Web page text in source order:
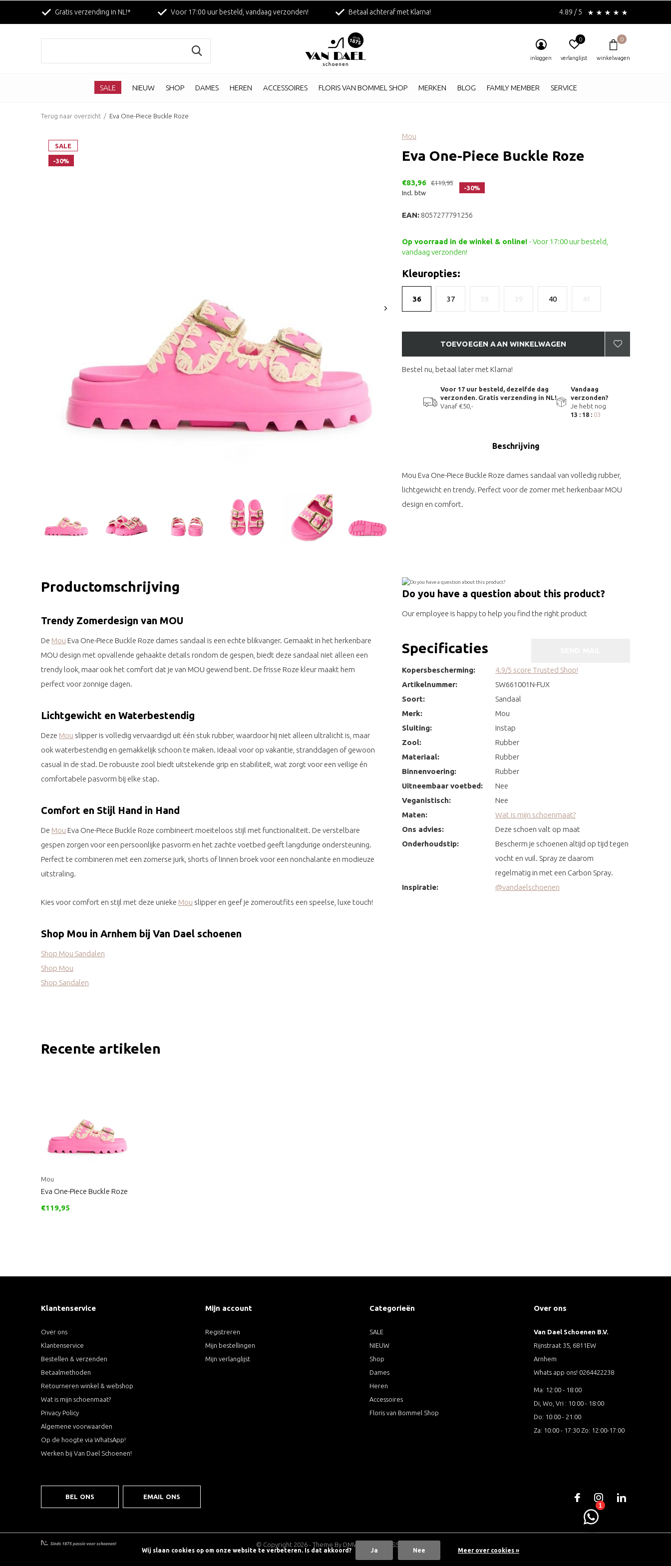
SALE NIEUW SHOP DAMES HEREN ACCESSOIRES FLORIS VAN BOMMEL SHOP MERKEN BLOG FAMILY MEMBER SERVICE
inloggen verlanglijst
0
winkelwagen
0
Gratis verzending in NL!* Voor 17:00 uur besteld, vandaag verzonden! Betaal achteraf met Klarna! 4.89 / 5
Terug naar overzicht Eva One-Piece Buckle Roze
SALE
-30%
Mou
Eva One-Piece Buckle Roze
€83,96
€119,95
Incl. btw
-30%
EAN: 8057277791256
Op voorraad in de winkel & online! - Voor 17:00 uur besteld,
vandaag verzonden!
Kleuropties:
36 37 38 39 40 41
TOEVOEGEN AAN WINKELWAGEN
Bestel nu, betaal later met Klarna!
Voor 17 uur besteld, dezelfde dag
verzonden. Gratis verzending in NL!
Vanaf €50,-
Vandaag
verzonden?
Je hebt nog
13 : 18 : 02
Beschrijving
Mou Eva One-Piece Buckle Roze dames sandaal van volledig rubber,
lichtgewicht en trendy. Perfect voor de zomer met herkenbaar MOU
design en comfort.
Productomschrijving
Trendy Zomerdesign van MOU
De Mou Eva One-Piece Buckle Roze dames sandaal is een echte blikvanger. Gemaakt in het herkenbare
MOU design met opvallende gehaakte details rondom de gespen, biedt deze sandaal niet alleen een
trendy look, maar ook het comfort dat je van MOU gewend bent. De frisse Roze kleur maakt hem
perfect voor zonnige dagen.
Lichtgewicht en Waterbestendig
Deze Mou slipper is volledig vervaardigd uit één stuk rubber, waardoor hij niet alleen ultralicht is, maar
ook waterbestendig en gemakkelijk schoon te maken. Ideaal voor op vakantie, stranddagen of gewoon
casual in de stad. De robuuste zool biedt uitstekende grip en stabiliteit, wat zorgt voor een veilige én
comfortabele pasvorm bij elke stap.
Comfort en Stijl Hand in Hand
De Mou Eva One-Piece Buckle Roze combineert moeiteloos stijl met functionaliteit. De verstelbare
gespen zorgen voor een persoonlijke pasvorm en het zachte voetbed geeft langdurige ondersteuning.
Perfect te combineren met een zomerse jurk, shorts of linnen broek voor een nonchalante en modieuze
uitstraling.
Kies voor comfort en stijl met deze unieke Mou slipper en geef je zomeroutfits een speelse, luxe touch!
Shop Mou in Arnhem bij Van Dael schoenen
Shop Mou Sandalen
Shop Mou
Shop Sandalen
Do you have a question about this product?
Our employee is happy to help you find the right product
Specificaties
Kopersbescherming:
4.9/5 score Trusted Shop!
Artikelnummer:
SW661001N-FUX
Soort:
Sandaal
Merk:
Mou
Sluiting:
Instap
Zool:
Rubber
Materiaal:
Rubber
Binnenvoering:
Rubber
Uitneembaar voetbed:
Nee
Veganistisch:
Nee
Maten:
Wat is mijn schoenmaat?
Ons advies:
Deze schoen valt op maat
Onderhoudstip:
Bescherm je schoenen altijd op tijd tegen
vocht en vuil. Spray ze daarom
regelmatig in met een Carbon Spray.
Inspiratie:
@vandaelschoenen
Recente artikelen
Mou
Eva One-Piece Buckle Roze
€119,95
Klantenservice
Over ons
Klantenservice
Bestellen & verzenden
Betaalmethoden
Retourneren winkel & webshop
Wat is mijn schoenmaat?
Privacy Policy
Algemene voorwaarden
Op de hoogte via WhatsApp!
Werken bij Van Dael Schoenen!
Mijn account
Registreren
Mijn bestellingen
Mijn verlanglijst
Categorieën
SALE
NIEUW
Shop
Dames
Heren
Accessoires
Floris van Bommel Shop
Over ons
Van Dael Schoenen B.V.
Rijnstraat 35, 6811EW
Arnhem
Whats app ons! 0264422238
Ma: 12:00 - 18:00
Di, Wo, Vri : 10:00 - 18:00
Do: 10:00 - 21:00
Za: 10:00 - 17:30 Zo: 12:00-17:00
BEL ONS EMAIL ONS
© Copyright 2026- Theme By DMWS RSS-feed
Wij slaan cookies op om onze website te verbeteren. Is dat akkoord? Ja Nee Meer over cookies »